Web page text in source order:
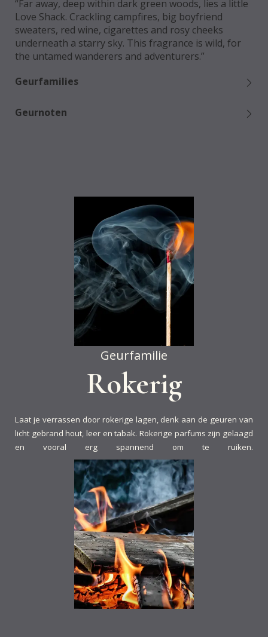
“Far away, deep within dark green woods, lies a little
Love Shack. Crackling campfires, big boyfriend
sweaters, red wine, cigarettes and rosy cheeks
underneath a starry sky. This fragrance is wild, for
the untamed wanderers and adventurers.”
Geurfamilies
Geurnoten
Geurfamilie
Rokerig
Laat je verrassen door rokerige lagen, denk aan de geuren van
licht gebrand hout, leer en tabak. Rokerige parfums zijn gelaagd
en vooral erg spannend om te ruiken.